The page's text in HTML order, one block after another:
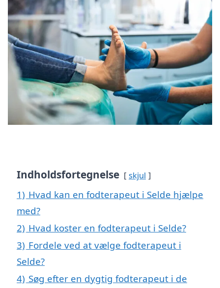
Indholdsfortegnelse skjul
1) Hvad kan en fodterapeut i Selde hjælpe
med?
2) Hvad koster en fodterapeut i Selde?
3) Fordele ved at vælge fodterapeut i
Selde?
4) Søg efter en dygtig fodterapeut i de